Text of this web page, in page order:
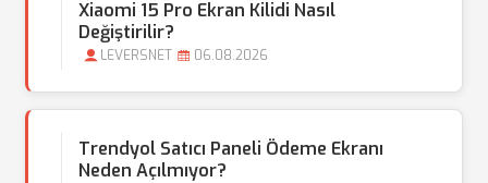
Xiaomi 15 Pro Ekran Kilidi Nasıl
Değiştirilir?
LEVERSNET 06.08.2026
Trendyol Satıcı Paneli Ödeme Ekranı
Neden Açılmıyor?